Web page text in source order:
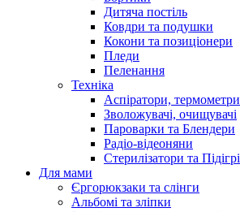
Дитяча постіль
Ковдри та подушки
Кокони та позиціонери
Пледи
Пеленання
Техніка
Аспіратори, термометри
Зволожувачі, очищувачі
Пароварки та Блендери
Радіо-відеоняни
Стерилізатори та
Для мами
Єргорюкзаки та слінги
Альбомі та зліпки